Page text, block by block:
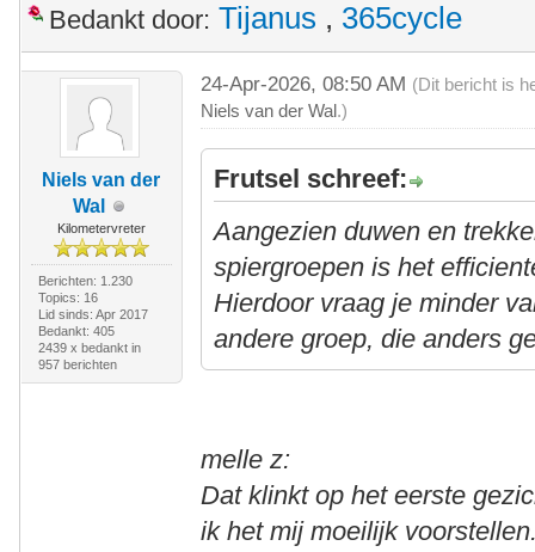
Bedankt door: Tijanus , 365cycle
Niels van der
Wal
Kilometervreter
Berichten: 1.230
Topics: 16
Lid sinds: Apr 2017
Bedankt: 405
2439 x bedankt in
957 berichten
24-Apr-2026, 08:50 AM (Dit bericht is
Niels van der Wal.)
Frutsel schreef:
Aangezien duwen en
spiergroepen is het
Hierdoor vraag je minder
andere groep, die anders
melle z:
Dat klinkt op het eerste
ik het mij moeilijk